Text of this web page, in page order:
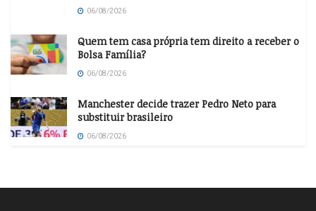
06/08/2026
Quem tem casa própria tem direito a receber o
Bolsa Família?
06/08/2026
Manchester decide trazer Pedro Neto para
substituir brasileiro
06/08/2026